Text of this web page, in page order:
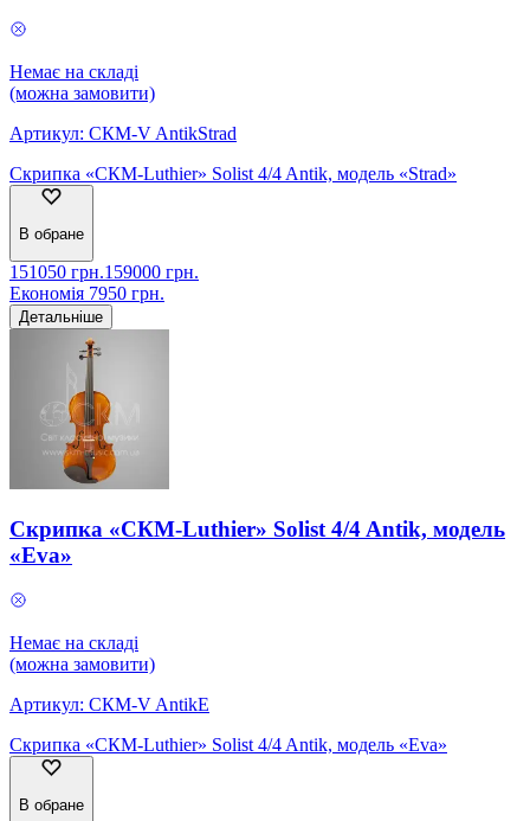
Немає на складі
(можна замовити)
Артикул: СКМ-V AntikStrad
Скрипка «СКМ-Luthier» Solist 4/4 Antik, модель «Strad»
В обране
151050 грн.159000 грн.
Економія 7950 грн.
Детальніше
Скрипка «СКМ-Luthier» Solist 4/4 Antik, модель
«Eva»
Немає на складі
(можна замовити)
Артикул: СКМ-V AntikE
Скрипка «СКМ-Luthier» Solist 4/4 Antik, модель «Eva»
В обране